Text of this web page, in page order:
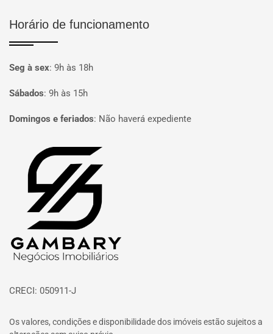
Horário de funcionamento
Seg à sex: 9h às 18h
Sábados: 9h às 15h
Domingos e feriados: Não haverá expediente
Página inicial
CRECI: 050911-J
Os valores, condições e disponibilidade dos imóveis estão sujeitos a